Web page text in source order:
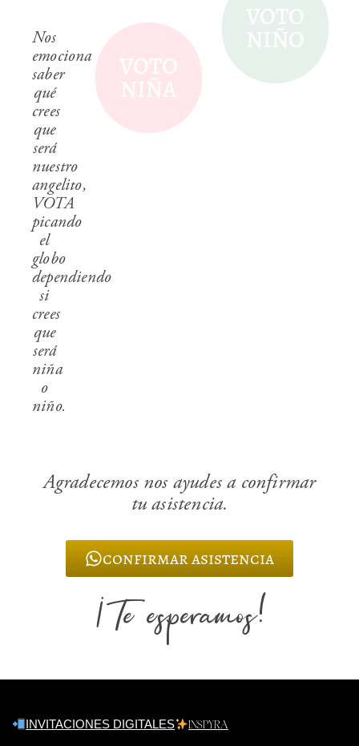
Nos
emociona
saber
qué
crees
que
será
nuestro
angelito,
VOTA
picando
el
globo
dependiendo
si
crees
que
será
niña
o
niño.
VOTO
NIÑA
VOTO
NIÑO
Agradecemos nos ayudes a confirmar
tu asistencia.
confirmar asistencia
¡Te esperamos!
INVITACIONES DIGITALES INSPYRA